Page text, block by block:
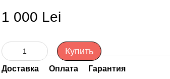
1 000 Lei
Купить
Доставка Оплата
Гарантия